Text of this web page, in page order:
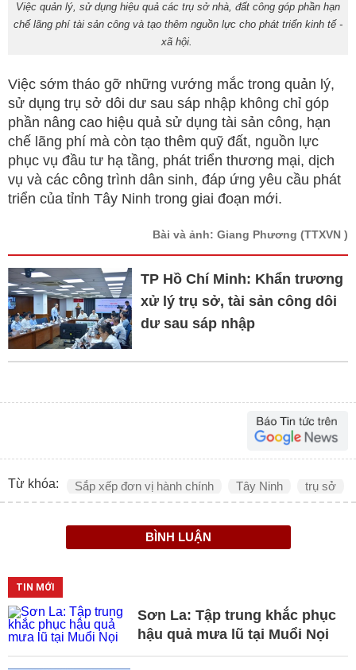
Việc quản lý, sử dụng hiệu quả các trụ sở nhà, đất công góp phần hạn
chế lãng phí tài sản công và tạo thêm nguồn lực cho phát triển kinh tế -
xã hội.
Việc sớm tháo gỡ những vướng mắc trong quản lý,
sử dụng trụ sở dôi dư sau sáp nhập không chỉ góp
phần nâng cao hiệu quả sử dụng tài sản công, hạn
chế lãng phí mà còn tạo thêm quỹ đất, nguồn lực
phục vụ đầu tư hạ tầng, phát triển thương mại, dịch
vụ và các công trình dân sinh, đáp ứng yêu cầu phát
triển của tỉnh Tây Ninh trong giai đoạn mới.
Bài và ảnh: Giang Phương (TTXVN )
TP Hồ Chí Minh: Khẩn trương
xử lý trụ sở, tài sản công dôi
dư sau sáp nhập
Từ khóa: Sắp xếp đơn vị hành chính Tây Ninh trụ sở
BÌNH LUẬN
TIN MỚI
Sơn La: Tập trung khắc phục
hậu quả mưa lũ tại Muổi Nọi